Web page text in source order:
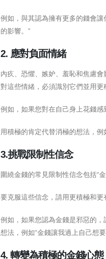
例如，與其認為擁有更多的錢會
的影響。”
2. 應對負面情緒
內疚、恐懼、嫉妒、羞恥和焦慮
對這些情緒，必須識別它們並用更
例如，如果您對在自己身上花錢
用積極的肯定代替消極的想法，例
3.挑戰限制性信念
圍繞金錢的常見限制性信念包括“
要克服這些信念，請用更積極和更
例如，如果您認為金錢是邪惡的
想法，例如“金錢讓我過上自己想
4. 轉變為積極的金錢心態